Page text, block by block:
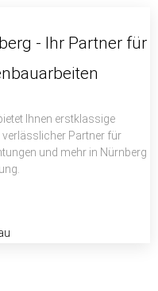
- Ihr Partner für
Ihnen erstklassige
Partner für
und mehr in Nürnberg